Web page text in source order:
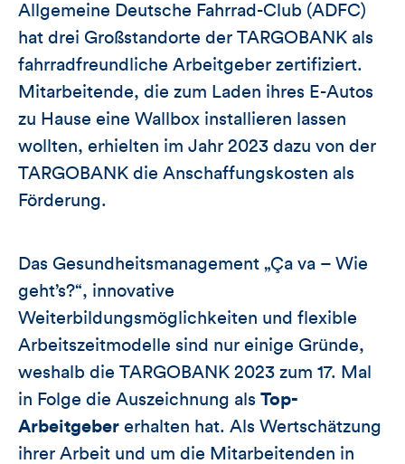
Allgemeine Deutsche Fahrrad-Club (ADFC)
hat drei Großstandorte der TARGOBANK als
fahrradfreundliche Arbeitgeber zertifiziert.
Mitarbeitende, die zum Laden ihres E-Autos
zu Hause eine Wallbox installieren lassen
wollten, erhielten im Jahr 2023 dazu von der
TARGOBANK die Anschaffungskosten als
Förderung.
Das Gesundheitsmanagement „Ça va – Wie
geht’s?“, innovative
Weiterbildungsmöglichkeiten und flexible
Arbeitszeitmodelle sind nur einige Gründe,
weshalb die TARGOBANK 2023 zum 17. Mal
in Folge die Auszeichnung als Top-
Arbeitgeber erhalten hat. Als Wertschätzung
ihrer Arbeit und um die Mitarbeitenden in